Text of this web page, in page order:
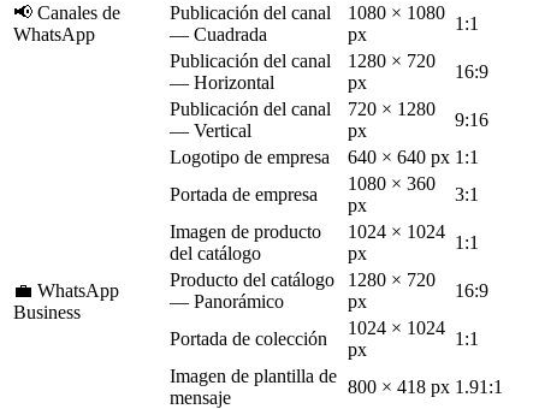
📢 Canales de
WhatsApp
Publicación del canal
— Cuadrada
1080 × 1080
px
1:1
Publicación del canal
— Horizontal
1280 × 720
px
16:9
Publicación del canal
— Vertical
720 × 1280
px
9:16
💼 WhatsApp
Business
Logotipo de empresa 640 × 640 px 1:1
Portada de empresa
1080 × 360
px
3:1
Imagen de producto
del catálogo
1024 × 1024
px
1:1
Producto del catálogo
— Panorámico
1280 × 720
px
16:9
Portada de colección
1024 × 1024
px
1:1
Imagen de plantilla de
mensaje
800 × 418 px 1.91:1